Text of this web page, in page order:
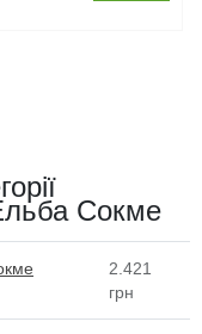
Сокме
2.421
грн